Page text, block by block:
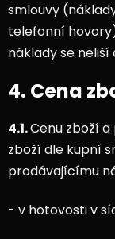
smlouvy
telefonní
náklady se neliší
4. Cena
4.1.Cenu zboží
zboží dle kupní
prodávajícímu
- v hotovosti v